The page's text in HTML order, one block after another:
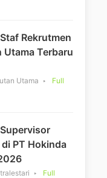
Rekrutmen
Utama Terbaru
Utama
Full
PT Hokinda
Full